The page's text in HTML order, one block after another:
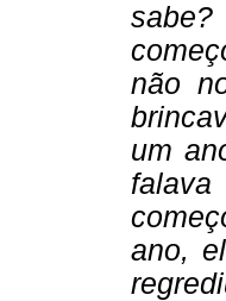
não
um
ano,